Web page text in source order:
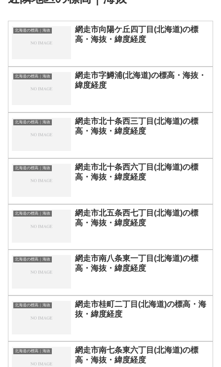
北海道の標高｜海抜
網走市向陽ケ丘四丁目(北海道)の標
高・海抜・緯度経度
北海道の標高｜海抜
網走市字鱒浦(北海道)の標高・海抜・
緯度経度
北海道の標高｜海抜
網走市北十条西三丁目(北海道)の標
高・海抜・緯度経度
北海道の標高｜海抜
網走市北十条西六丁目(北海道)の標
高・海抜・緯度経度
北海道の標高｜海抜
網走市北五条西七丁目(北海道)の標
高・海抜・緯度経度
北海道の標高｜海抜
網走市南八条東一丁目(北海道)の標
高・海抜・緯度経度
北海道の標高｜海抜
網走市桂町二丁目(北海道)の標高・海
抜・緯度経度
北海道の標高｜海抜
網走市南七条東六丁目(北海道)の標
高・海抜・緯度経度